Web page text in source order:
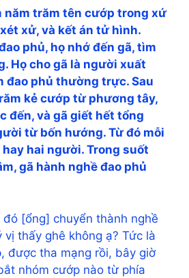
năm trăm tên cướp trong xứ
xử, và kết án tử hình.
phủ, họ nhớ đến gã, tìm
Họ cho gã là người xuất
đao phủ thường trực. Sau
kẻ cướp từ phương tây,
đến, và gã giết hết tổng
từ bốn hướng. Từ đó mỗi
hai người. Trong suốt
gã hành nghề đao phủ
[ổng] chuyển thành nghề
vị thấy ghê không ạ? Tức là
được tha mạng rồi, bây giờ
nhóm cướp nào từ phía